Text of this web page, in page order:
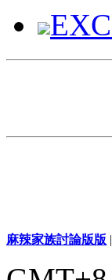
麻辣家族討論版版 |